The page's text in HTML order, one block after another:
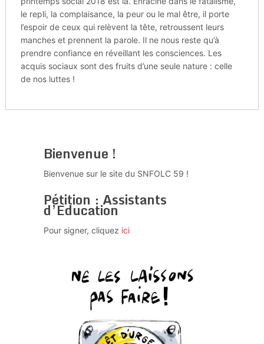
le repli, la complaisance, la peur ou le mal être, il porte
l’espoir de ceux qui relèvent la tête, retroussent leurs
manches et prennent la parole. Il ne nous reste qu’à
prendre confiance en réveillant les consciences. Les
acquis sociaux sont des fruits d’une seule nature : celle
de nos luttes !
Bienvenue !
Bienvenue sur le site du SNFOLC 59 !
Pétition : Assistants
d’Education
Pour signer, cliquez ici